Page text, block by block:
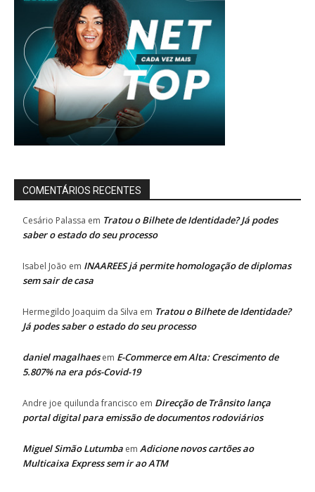
COMENTÁRIOS RECENTES
Cesário Palassa em Tratou o Bilhete de Identidade? Já podes
saber o estado do seu processo
Isabel João em INAAREES já permite homologação de diplomas
sem sair de casa
Hermegildo Joaquim da Silva em Tratou o Bilhete de Identidade?
Já podes saber o estado do seu processo
daniel magalhaesem E-Commerce em Alta: Crescimento de
5.807% na era pós-Covid-19
Andre joe quilunda francisco em Direcção de Trânsito lança
portal digital para emissão de documentos rodoviários
Miguel Simão Lutumba em Adicione novos cartões ao
Multicaixa Express sem ir ao ATM